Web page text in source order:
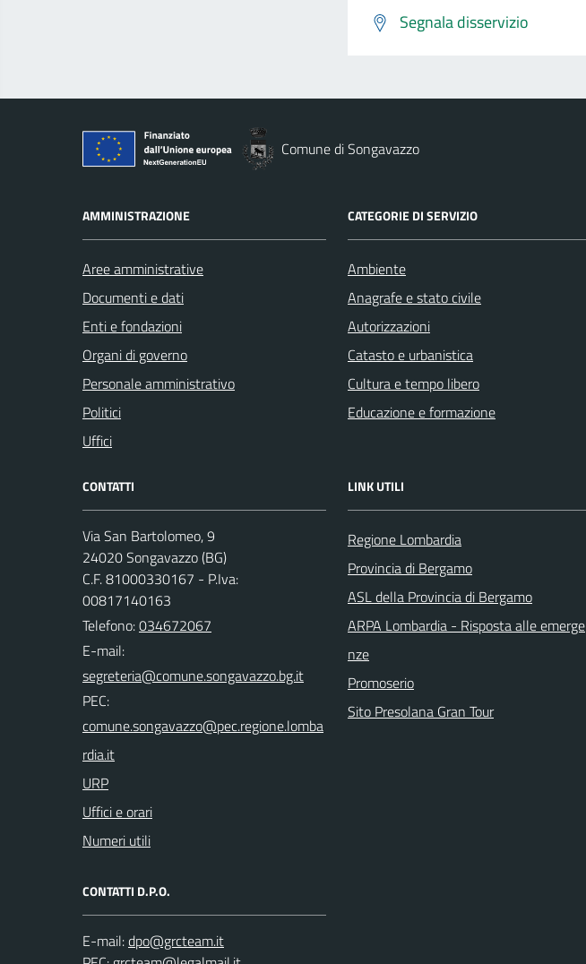
Segnala disservizio
Comune di Songavazzo
AMMINISTRAZIONE
Aree amministrative
Documenti e dati
Enti e fondazioni
Organi di governo
Personale amministrativo
Politici
Uffici
CATEGORIE DI SERVIZIO
Ambiente
Anagrafe e stato civile
Autorizzazioni
Catasto e urbanistica
Cultura e tempo libero
Educazione e formazione
CONTATTI
Via San Bartolomeo, 9
24020 Songavazzo (BG)
C.F. 81000330167 - P.Iva:
00817140163
Telefono:034672067
E-mail:
PEC:
URP
Uffici e orari
Numeri utili
CONTATTI D.P.O.
E-mail:
LINK UTILI
Regione Lombardia
Provincia di Bergamo
ASL della Provincia di Bergamo
ARPA Lombardia - Risposta alle emerge
nze
Promoserio
Sito Presolana Gran Tour